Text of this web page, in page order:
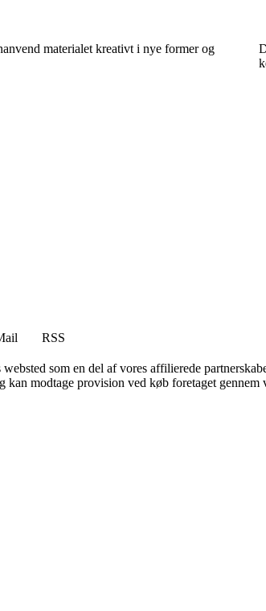
materialet kreativt i nye former og
RSS
som en del af vores affilierede
modtage provision ved køb foretaget